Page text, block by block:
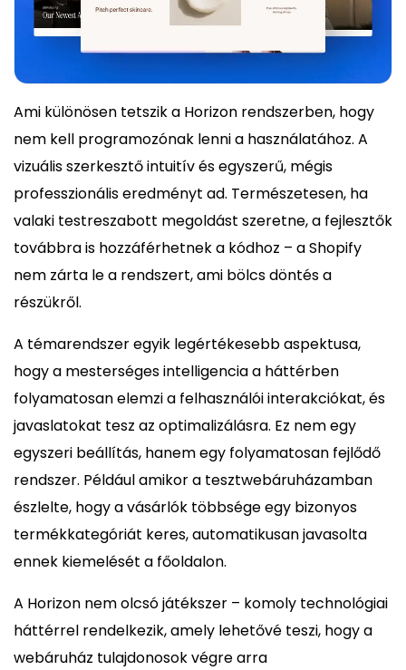
Ami különösen tetszik a Horizon rendszerben, hogy
nem kell programozónak lenni a használatához. A
vizuális szerkesztő intuitív és egyszerű, mégis
professzionális eredményt ad. Természetesen, ha
valaki testreszabott megoldást szeretne, a fejlesztők
továbbra is hozzáférhetnek a kódhoz – a Shopify
nem zárta le a rendszert, ami bölcs döntés a
részükről.
A témarendszer egyik legértékesebb aspektusa,
hogy a mesterséges intelligencia a háttérben
folyamatosan elemzi a felhasználói interakciókat, és
javaslatokat tesz az optimalizálásra. Ez nem egy
egyszeri beállítás, hanem egy folyamatosan fejlődő
rendszer. Például amikor a tesztwebáruházamban
észlelte, hogy a vásárlók többsége egy bizonyos
termékkategóriát keres, automatikusan javasolta
ennek kiemelését a főoldalon.
A Horizon nem olcsó játékszer – komoly technológiai
háttérrel rendelkezik, amely lehetővé teszi, hogy a
webáruház tulajdonosok végre arra